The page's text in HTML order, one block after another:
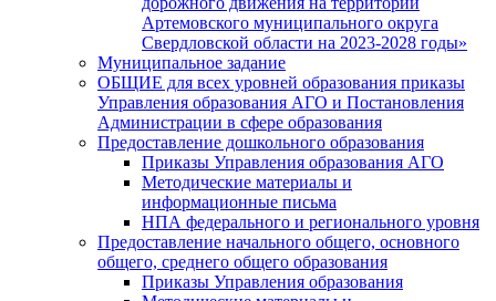
Артемовского муниципального округа
Свердловской области на 2023-2028 годы»
Муниципальное задание
ОБЩИЕ для всех уровней образования приказы
Управления образования АГО и Постановления
Администрации в сфере образования
Предоставление дошкольного образования
Приказы Управления образования АГО
Методические материалы и
информационные письма
НПА федерального и регионального уровня
Предоставление начального общего, основного
общего, среднего общего образования
Приказы Управления образования